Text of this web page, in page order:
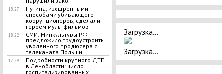
18:27
Путина, изощренными
способами убивающего
коррупционеров, сделали
героем мультфильмов
18:22
СМИ: Минкультуры РФ
предложило трудоустроить
уволенного продюсера с
телеканала Польши
17:29
Подробности крупного ДТП
в Ленобласти: число
госпитализированных
Загрузка...
Загрузка...